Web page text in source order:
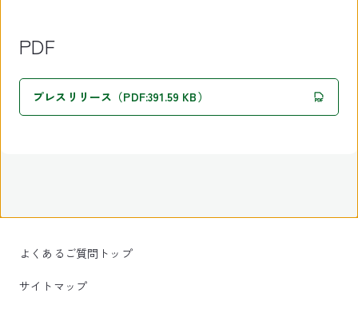
PDF
プレスリリース（PDF:391.59 KB）
よくあるご質問トップ
サイトマップ